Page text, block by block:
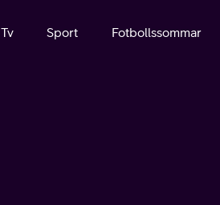
Tv Sport Fotbollssommar